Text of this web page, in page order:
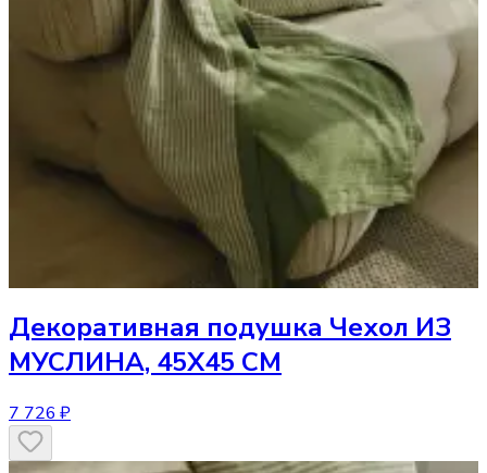
Декоративная подушка Чехол ИЗ
МУСЛИНА, 45Х45 СМ
7 726 ₽